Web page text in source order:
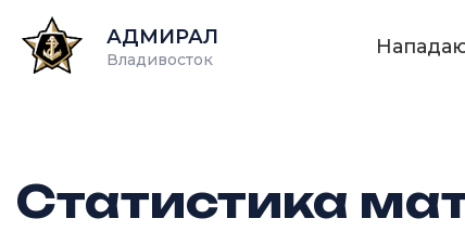
АДМИРАЛ
Владивосток
Статистика